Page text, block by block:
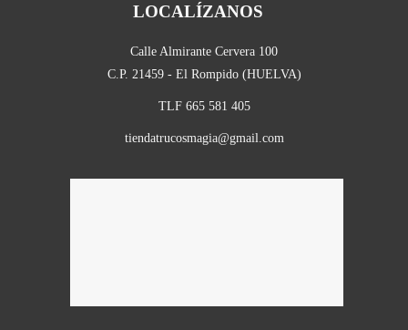
LOCALÍZANOS
Calle Almirante Cervera 100
C.P. 21459 - El Rompido (HUELVA)
TLF 665 581 405
tiendatrucosmagia@gmail.com